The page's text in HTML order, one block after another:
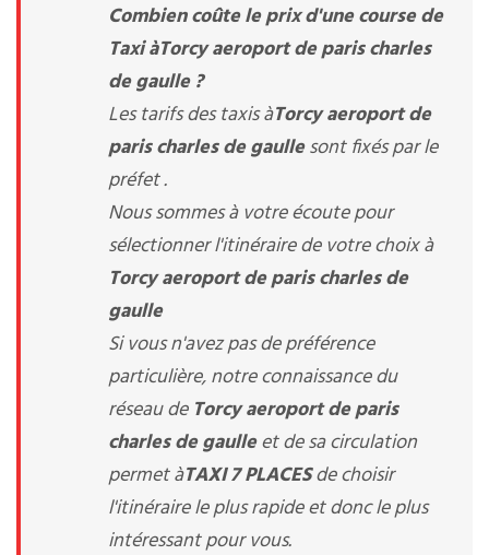
Combien coûte le prix d'une course de
Taxi àTorcy aeroport de paris charles
de gaulle?
Les tarifs des taxis àTorcy aeroport de
paris charles de gaullesont fixés par le
préfet .
Nous sommes à votre écoute pour
sélectionner l'itinéraire de votre choix à
Torcy aeroport de paris charles de
gaulle
Si vous n'avez pas de préférence
particulière, notre connaissance du
réseau de Torcy aeroport de paris
charles de gaulleet de sa circulation
permet àTAXI 7 PLACESde choisir
l'itinéraire le plus rapide et donc le plus
intéressant pour vous.